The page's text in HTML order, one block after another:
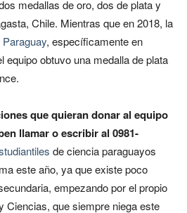
medallas de oro, dos de plata y
Chile. Mientras que en 2018, la
Paraguay, específicamente en
equipo obtuvo una medalla de plata
que quieran donar al equipo
llamar o escribir al 0981-
de ciencia paraguayos
este año, ya que existe poco
empezando por el propio
Ciencias, que siempre niega este